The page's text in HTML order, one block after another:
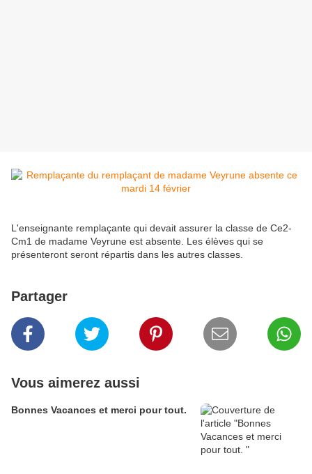
L'enseignante remplaçante qui devait assurer la classe de Ce2-
Cm1 de madame Veyrune est absente. Les élèves qui se
présenteront seront répartis dans les autres classes.
Partager
Vous aimerez aussi
Bonnes Vacances et merci pour tout.